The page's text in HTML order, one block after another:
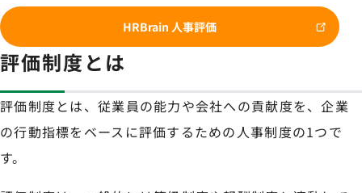
HRBrain 人事評価
評価制度とは
評価制度とは、従業員の能力や会社への貢献度を、企業
の行動指標をベースに評価するための人事制度の1つで
す。